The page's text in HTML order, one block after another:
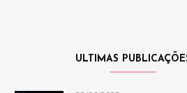
ULTIMAS